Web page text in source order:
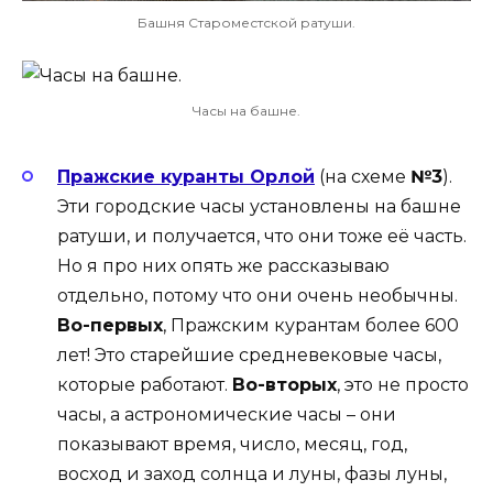
Башня Староместской ратуши.
Часы на башне.
Пражские куранты Орлой (на схеме №3).
Эти городские часы установлены на башне
ратуши, и получается, что они тоже её часть.
Но я про них опять же рассказываю
отдельно, потому что они очень необычны.
Во-первых, Пражским курантам более 600
лет! Это старейшие средневековые часы,
которые работают. Во-вторых, это не просто
часы, а астрономические часы – они
показывают время, число, месяц, год,
восход и заход солнца и луны, фазы луны,